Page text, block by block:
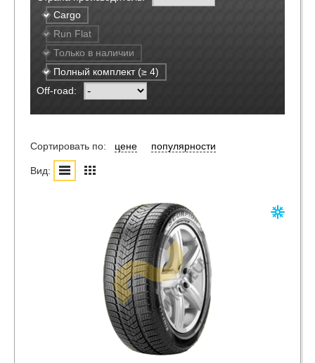
Cargo
Run Flat
Только в наличии
Полный комплект (≥ 4)
Off-road:
Сортировать по: цене популярности
Вид: